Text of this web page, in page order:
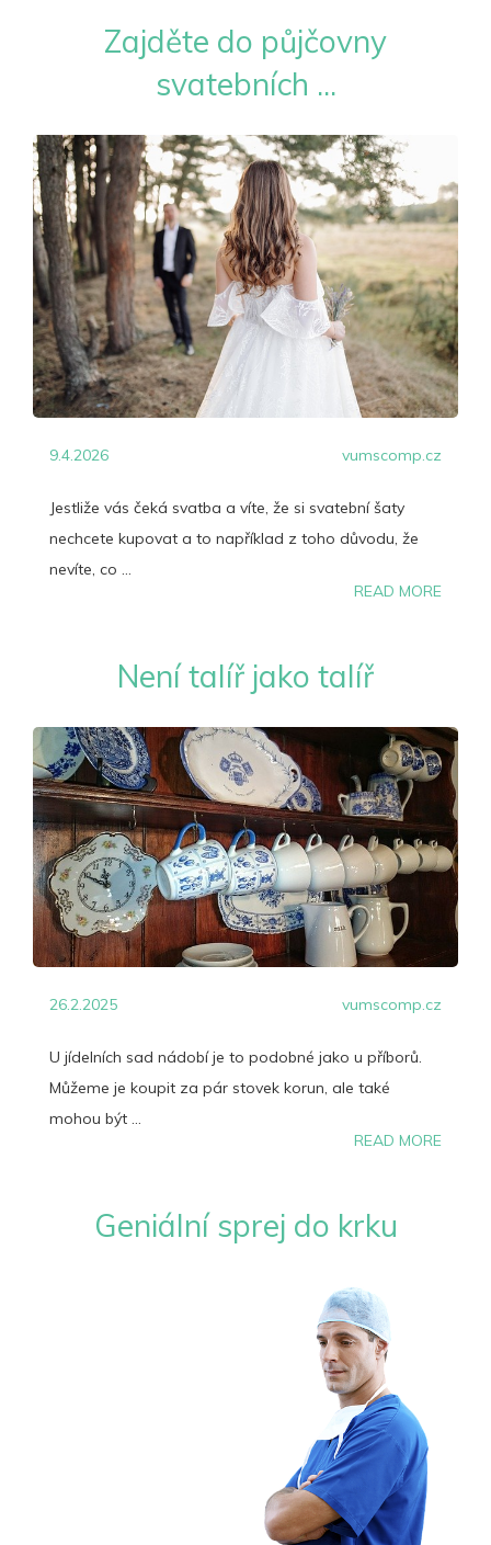
Zajděte do půjčovny
svatebních ...
9.4.2026 vumscomp.cz
Jestliže vás čeká svatba a víte, že si svatební šaty
nechcete kupovat a to například z toho důvodu, že
nevíte, co ...
READ MORE
Není talíř jako talíř
26.2.2025 vumscomp.cz
U jídelních sad nádobí je to podobné jako u příborů.
Můžeme je koupit za pár stovek korun, ale také
mohou být ...
READ MORE
Geniální sprej do krku